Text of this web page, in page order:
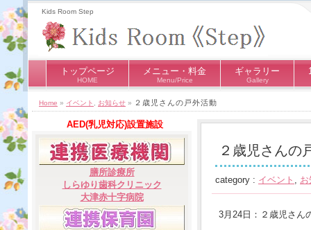
Kids Room Step
トップページ
HOME
メニュー・料金
Menu/Price
ギャラリー
Gallery
Home » イベント お知らせ » ２歳児さんの戸外活動
２歳児さんの
category : イベント ,
3月24日：２歳児さん
AED(乳児対応)設置施設
膳所診療所
しらゆり歯科クリニック
大津赤十字病院